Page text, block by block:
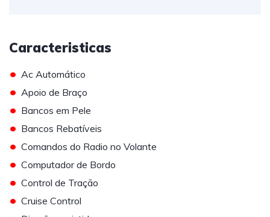
Caracteristicas
• Ac Automático
• Apoio de Braço
• Bancos em Pele
• Bancos Rebatíveis
• Comandos do Radio no Volante
• Computador de Bordo
• Control de Tração
• Cruise Control